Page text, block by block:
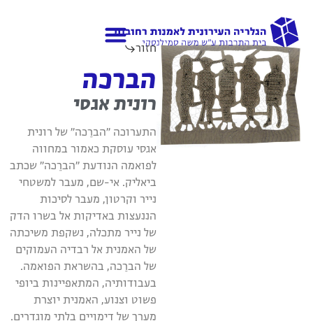
חזור
הברכה
רונית אגסי
התערוכה "הברֵכה" של רונית
אגסי עוסקת כאמור במחווה
לפואמה הנודעת "הברֵכה" שכתב
ביאליק. אי-שם, מעבר למשטחי
נייר וקרטון, מעבר לסיכות
הננעצות באדיקות אל בשרו הדק
של נייר מתכלה, נשקפת משיכתה
של האמנית אל רבדיה העמוקים
של הברֵכה, בהשראת הפואמה.
בעבודותיה, המתאפיינות ביופי
פשוט וצנוע, האמנית יוצרת
מערך של דימויים בלתי מוגדרים.